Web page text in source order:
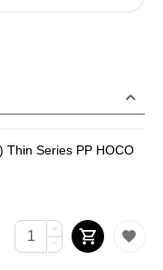
Thin Series PP HOCO
+
−